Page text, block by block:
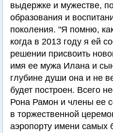
выдержке и мужестве,
образования и
поколения. "Я помню,
когда в 2013 году я ей
решении присвоить
имя ее мужа Илана и
глубине души она и не
будет построен. Всего
Рона Рамон и члены ее
в торжественной
аэропорту имени самых